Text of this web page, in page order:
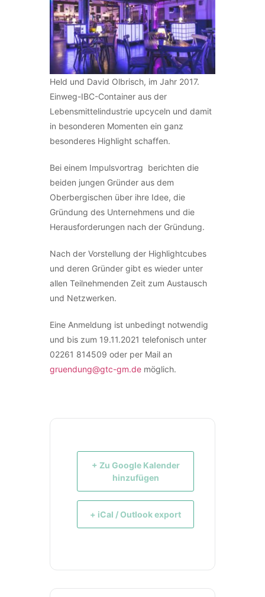
Held und David Olbrisch, im Jahr 2017.
Einweg-IBC-Container aus der
Lebensmittelindustrie upcyceln und damit
in besonderen Momenten ein ganz
besonderes Highlight schaffen.
Bei einem Impulsvortrag berichten die
beiden jungen Gründer aus dem
Oberbergischen über ihre Idee, die
Gründung des Unternehmens und die
Herausforderungen nach der Gründung.
Nach der Vorstellung der Highlightcubes
und deren Gründer gibt es wieder unter
allen Teilnehmenden Zeit zum Austausch
und Netzwerken.
Eine Anmeldung ist unbedingt notwendig
und bis zum 19.11.2021 telefonisch unter
02261 814509 oder per Mail an
gruendung@gtc-gm.de möglich.
+ Zu Google Kalender
hinzufügen
+ iCal / Outlook export